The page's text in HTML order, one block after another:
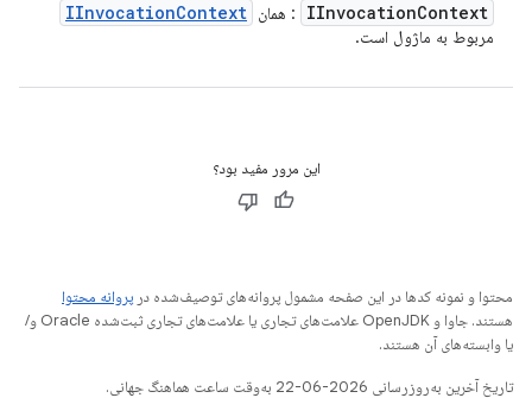
IInvocationContext : همان IInvocationContext
مربوط به ماژول است.
این مرور مفید بود؟
محتوا و نمونه کدها در این صفحه مشمول پروانه‌های توصیف‌شده در پروانه محتوا
هستند. جاوا و OpenJDK علامت‌های تجاری یا علامت‌های تجاری ثبت‌شده Oracle و/
یا وابسته‌های آن هستند.
تاریخ آخرین به‌روزرسانی 2026-06-22 به‌وقت ساعت هماهنگ جهانی.